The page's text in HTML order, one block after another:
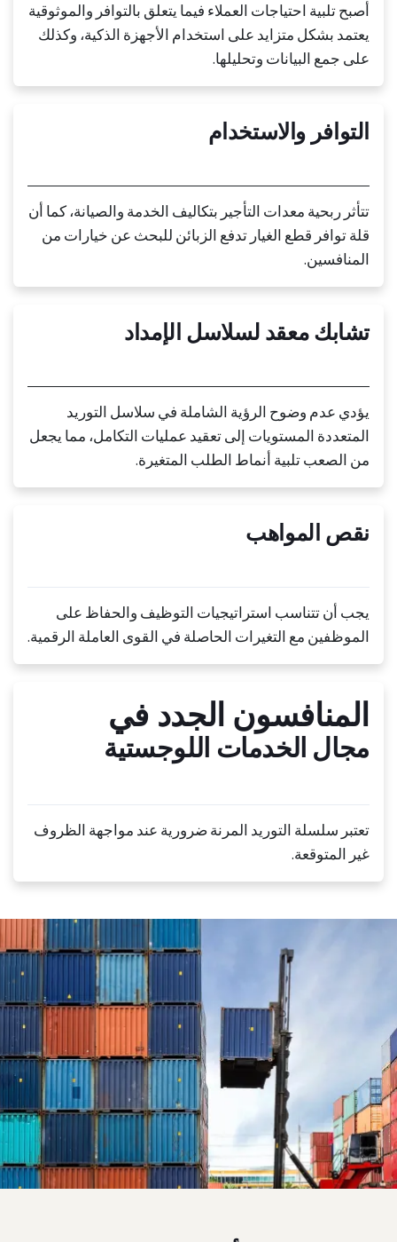
أصبح تلبية احتياجات العملاء فيما يتعلق بالتوافر والموثوقية
يعتمد بشكل متزايد على استخدام الأجهزة الذكية، وكذلك
على جمع البيانات وتحليلها.
التوافر والاستخدام
تتأثر ربحية معدات التأجير بتكاليف الخدمة والصيانة، كما أن
قلة توافر قطع الغيار تدفع الزبائن للبحث عن خيارات من
المنافسين.
تشابك معقد لسلاسل الإمداد
يؤدي عدم وضوح الرؤية الشاملة في سلاسل التوريد
المتعددة المستويات إلى تعقيد عمليات التكامل، مما يجعل
من الصعب تلبية أنماط الطلب المتغيرة.
نقص المواهب
يجب أن تتناسب استراتيجيات التوظيف والحفاظ على
الموظفين مع التغيرات الحاصلة في القوى العاملة الرقمية.
المنافسون الجدد في
مجال الخدمات اللوجستية
تعتبر سلسلة التوريد المرنة ضرورية عند مواجهة الظروف
غير المتوقعة.